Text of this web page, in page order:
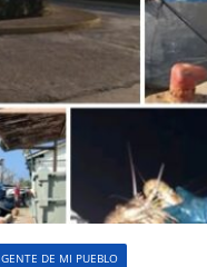
GENTE DE MI PUEBLO